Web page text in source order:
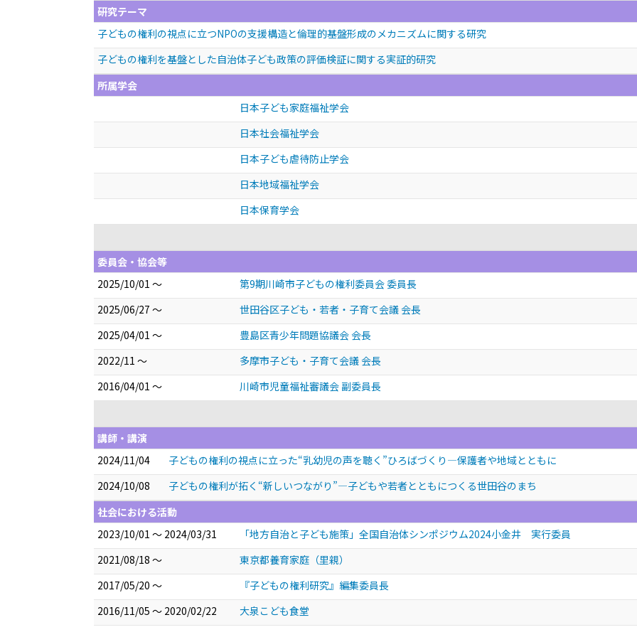
研究テーマ
子どもの権利の視点に立つNPOの支援構造と倫理的基盤形成のメカニズムに関する研究
子どもの権利を基盤とした自治体子ども政策の評価検証に関する実証的研究
所属学会
日本子ども家庭福祉学会
日本社会福祉学会
日本子ども虐待防止学会
日本地域福祉学会
日本保育学会
委員会・協会等
2025/10/01 ～
第9期川崎市子どもの権利委員会 委員長
2025/06/27 ～
世田谷区子ども・若者・子育て会議 会長
2025/04/01 ～
豊島区青少年問題協議会 会長
2022/11 ～
多摩市子ども・子育て会議 会長
2016/04/01 ～
川崎市児童福祉審議会 副委員長
講師・講演
2024/11/04
子どもの権利の視点に立った“乳幼児の声を聴く”ひろばづくり―保護者や地域とともに
2024/10/08
子どもの権利が拓く“新しいつながり”―子どもや若者とともにつくる世田谷のまち
社会における活動
2023/10/01 ～ 2024/03/31
「地方自治と子ども施策」全国自治体シンポジウム2024小金井 実行委員
2021/08/18 ～
東京都養育家庭（里親）
2017/05/20 ～
『子どもの権利研究』編集委員長
2016/11/05 ～ 2020/02/22
大泉こども食堂